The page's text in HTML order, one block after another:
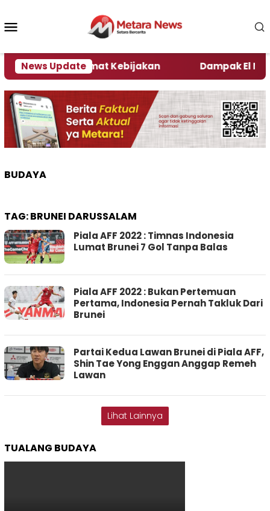
konten
News Update
Kata Pengamat Kebijakan Dampak El Nino,
BUDAYA
TAG:BRUNEI DARUSSALAM
Piala AFF 2022 : Timnas Indonesia
Lumat Brunei 7 Gol Tanpa Balas
Piala AFF 2022 : Bukan Pertemuan
Pertama, Indonesia Pernah Takluk Dari
Brunei
Partai Kedua Lawan Brunei di Piala AFF,
Shin Tae Yong Enggan Anggap Remeh
Lawan
Lihat Lainnya
TUALANG BUDAYA